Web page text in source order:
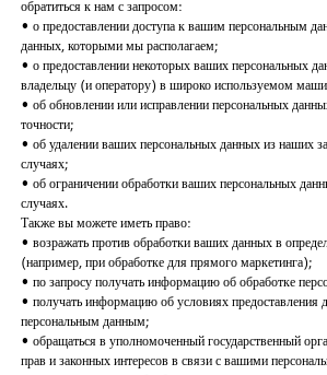
обратиться к нам с запросом:
• о предоставлении доступа к вашим персональным
данных, которыми мы располагаем;
• о предоставлении некоторых ваших персональных
владельцу (и оператору) в широко используемом
• об обновлении или исправлении персональных
точности;
• об удалении ваших персональных данных из наших
случаях;
• об ограничении обработки ваших персональных
случаях.
Также вы можете иметь право:
• возражать против обработки ваших данных в
(например, при обработке для прямого маркетинга);
• по запросу получать информацию об обработке
• получать информацию об условиях предоставления
персональным данным;
• обращаться в уполномоченный государственный
прав и законных интересов в связи с вашими